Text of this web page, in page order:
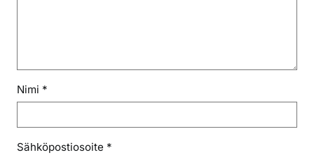
Nimi *
Sähköpostiosoite *